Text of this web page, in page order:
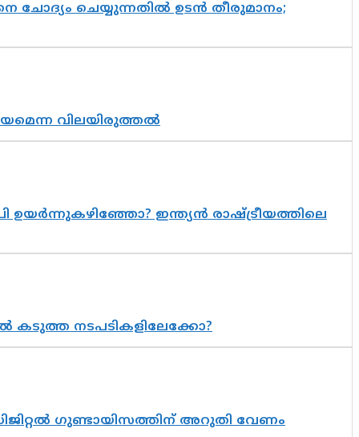
ചെയ്യുന്നതിൽ ഉടൻ തീരുമാനം;
വിലയിരുത്തൽ
ഉയർന്നുകഴിഞ്ഞോ? ഇന്ത്യൻ രാഷ്ട്രീയത്തിലെ
നടപടികളിലേക്കോ?
ഗുണ്ടായിസത്തിന് അറുതി വേണം